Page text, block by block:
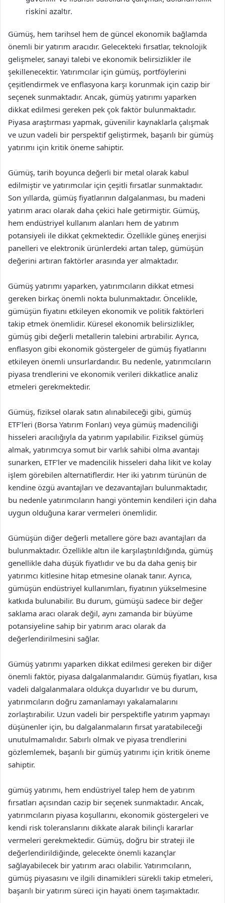
riskini azaltır.
Gümüş, hem tarihsel hem de güncel ekonomik bağlamda
önemli bir yatırım aracıdır. Gelecekteki fırsatlar, teknolojik
gelişmeler, sanayi talebi ve ekonomik belirsizlikler ile
şekillenecektir. Yatırımcılar için gümüş, portföylerini
çeşitlendirmek ve enflasyona karşı korunmak için cazip bir
seçenek sunmaktadır. Ancak, gümüş yatırımı yaparken
dikkat edilmesi gereken pek çok faktör bulunmaktadır.
Piyasa araştırması yapmak, güvenilir kaynaklarla çalışmak
ve uzun vadeli bir perspektif geliştirmek, başarılı bir gümüş
yatırımı için kritik öneme sahiptir.
Gümüş, tarih boyunca değerli bir metal olarak kabul
edilmiştir ve yatırımcılar için çeşitli fırsatlar sunmaktadır.
Son yıllarda, gümüş fiyatlarının dalgalanması, bu madeni
yatırım aracı olarak daha çekici hale getirmiştir. Gümüş,
hem endüstriyel kullanım alanları hem de yatırım
potansiyeli ile dikkat çekmektedir. Özellikle güneş enerjisi
panelleri ve elektronik ürünlerdeki artan talep, gümüşün
değerini artıran faktörler arasında yer almaktadır.
Gümüş yatırımı yaparken, yatırımcıların dikkat etmesi
gereken birkaç önemli nokta bulunmaktadır. Öncelikle,
gümüşün fiyatını etkileyen ekonomik ve politik faktörleri
takip etmek önemlidir. Küresel ekonomik belirsizlikler,
gümüş gibi değerli metallerin talebini artırabilir. Ayrıca,
enflasyon gibi ekonomik göstergeler de gümüş fiyatlarını
etkileyen önemli unsurlardandır. Bu nedenle, yatırımcıların
piyasa trendlerini ve ekonomik verileri dikkatlice analiz
etmeleri gerekmektedir.
Gümüş, fiziksel olarak satın alınabileceği gibi, gümüş
ETF’leri (Borsa Yatırım Fonları) veya gümüş madenciliği
hisseleri aracılığıyla da yatırım yapılabilir. Fiziksel gümüş
almak, yatırımcıya somut bir varlık sahibi olma avantajı
sunarken, ETF’ler ve madencilik hisseleri daha likit ve kolay
işlem görebilen alternatiflerdir. Her iki yatırım türünün de
kendine özgü avantajları ve dezavantajları bulunmaktadır,
bu nedenle yatırımcıların hangi yöntemin kendileri için daha
uygun olduğuna karar vermeleri önemlidir.
Gümüşün diğer değerli metallere göre bazı avantajları da
bulunmaktadır. Özellikle altın ile karşılaştırıldığında, gümüş
genellikle daha düşük fiyatlıdır ve bu da daha geniş bir
yatırımcı kitlesine hitap etmesine olanak tanır. Ayrıca,
gümüşün endüstriyel kullanımları, fiyatının yükselmesine
katkıda bulunabilir. Bu durum, gümüşü sadece bir değer
saklama aracı olarak değil, aynı zamanda bir büyüme
potansiyeline sahip bir yatırım aracı olarak da
değerlendirilmesini sağlar.
Gümüş yatırımı yaparken dikkat edilmesi gereken bir diğer
önemli faktör, piyasa dalgalanmalarıdır. Gümüş fiyatları, kısa
vadeli dalgalanmalara oldukça duyarlıdır ve bu durum,
yatırımcıların doğru zamanlamayı yakalamalarını
zorlaştırabilir. Uzun vadeli bir perspektifle yatırım yapmayı
düşünenler için, bu dalgalanmaların fırsat yaratabileceği
unutulmamalıdır. Sabırlı olmak ve piyasa trendlerini
gözlemlemek, başarılı bir gümüş yatırımı için kritik öneme
sahiptir.
gümüş yatırımı, hem endüstriyel talep hem de yatırım
fırsatları açısından cazip bir seçenek sunmaktadır. Ancak,
yatırımcıların piyasa koşullarını, ekonomik göstergeleri ve
kendi risk toleranslarını dikkate alarak bilinçli kararlar
vermeleri gerekmektedir. Gümüş, doğru bir strateji ile
değerlendirildiğinde, gelecekte önemli kazançlar
sağlayabilecek bir yatırım aracı olabilir. Yatırımcıların,
gümüş piyasasını ve ilgili dinamikleri sürekli takip etmeleri,
başarılı bir yatırım süreci için hayati önem taşımaktadır.